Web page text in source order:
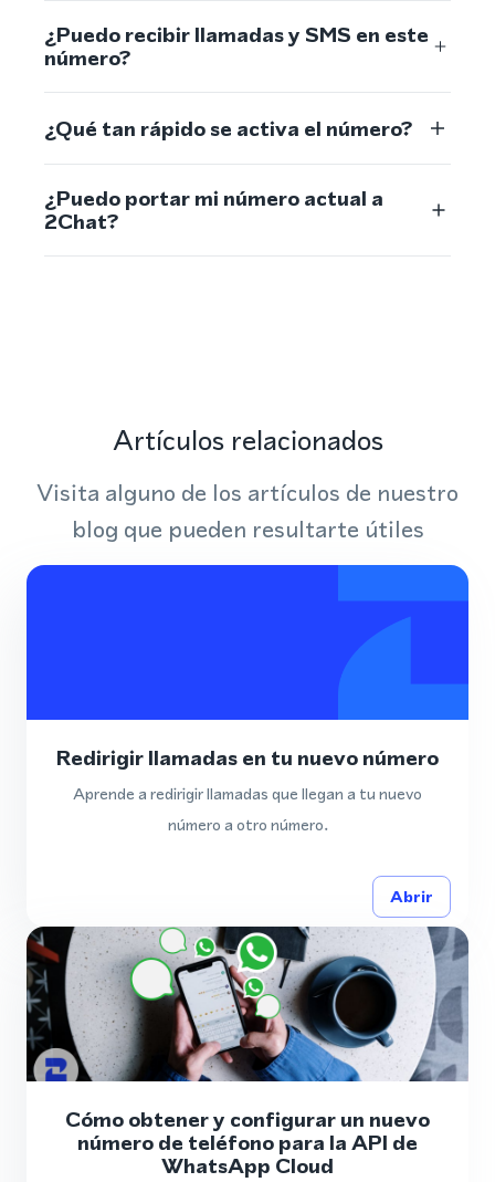
¿Puedo recibir llamadas y SMS en este
número?
¿Qué tan rápido se activa el número?
¿Puedo portar mi número actual a
2Chat?
Artículos relacionados
Visita alguno de los artículos de nuestro
blog que pueden resultarte útiles
Redirigir llamadas en tu nuevo número
Aprende a redirigir llamadas que llegan a tu nuevo
número a otro número.
Abrir
Cómo obtener y configurar un nuevo
número de teléfono para la API de
WhatsApp Cloud